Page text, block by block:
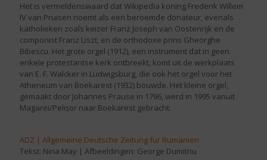
Het is vermeldenswaard dat Wikipedia koning Frederik Willem
IV van Pruisen noemt als een beroemde donateur, evenals
katholieken zoals keizer Franz Joseph van Oostenrijk en de
componist Franz Liszt, en de orthodoxe prins Gheorghe
Bibescu. Het grote orgel (1912), een instrument dat in geen
enkele protestantse kerk ontbreekt, komt uit de werkplaats
van E. F. Walcker in Ludwigsburg, die ook het orgel voor het
Atheneum van Boekarest (1932) bouwde. Het kleine orgel,
gemaakt door Johannes Prause in 1796, werd in 1995 vanuit
Magarei/Pelișor naar Boekarest gebracht.
ADZ | Allgemeine Deutsche Zeitung für Rumänien
Tekst: Nina May | Afbeeldingen: George Dumitriu